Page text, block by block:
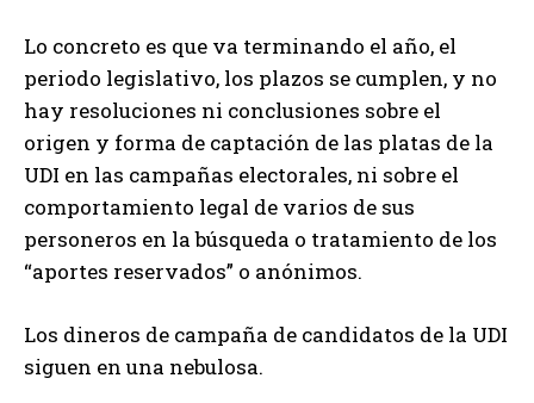
Lo concreto es que va terminando el año, el
periodo legislativo, los plazos se cumplen, y no
hay resoluciones ni conclusiones sobre el
origen y forma de captación de las platas de la
UDI en las campañas electorales, ni sobre el
comportamiento legal de varios de sus
personeros en la búsqueda o tratamiento de los
“aportes reservados” o anónimos.
Los dineros de campaña de candidatos de la UDI
siguen en una nebulosa.